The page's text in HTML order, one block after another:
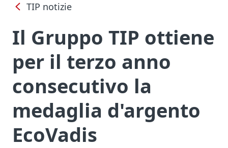
TIP notizie
Il Gruppo TIP ottiene
per il terzo anno
consecutivo la
medaglia d'argento
EcoVadis